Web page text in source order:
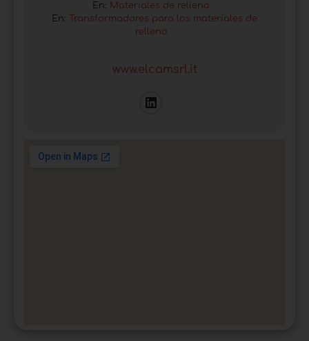
En: Materiales de relleno
En:
Transformadores para los materiales de
relleno
www.elcamsrl.it